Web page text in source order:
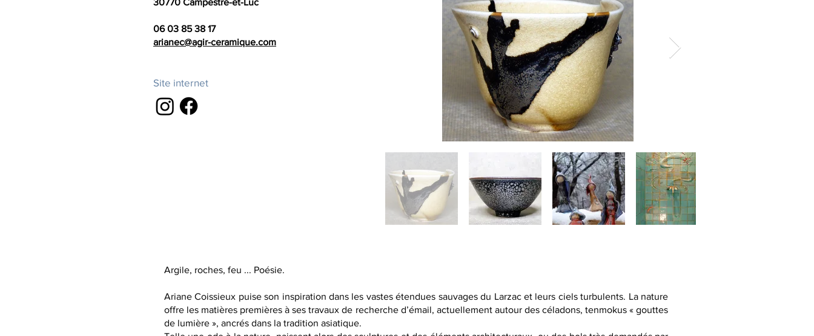
30770 Campestre-et-Luc​
06 03 85 38 17​
arianec@agir-ceramique.com
Site internet
Argile, roches, feu ... Poésie.
Ariane Coissieux puise son inspiration dans les vastes étendues sauvages du Larzac et leurs ciels turbulents. La nature
offre les matières premières à ses travaux de recherche d’émail, actuellement autour des céladons, tenmokus « gouttes
de lumière », ancrés dans la tradition asiatique.